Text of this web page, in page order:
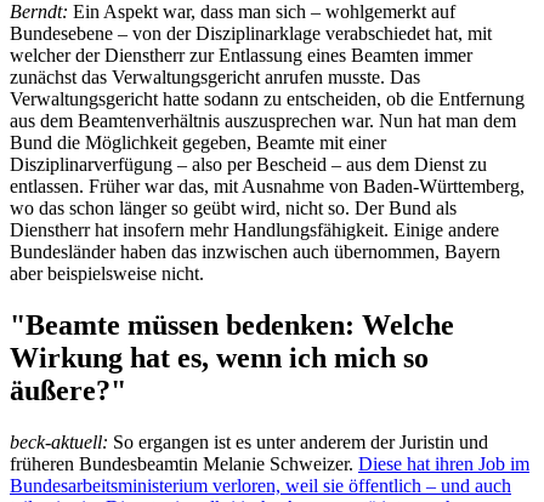
Berndt: Ein Aspekt war, dass man sich – wohlgemerkt auf
Bundesebene – von der Disziplinarklage verabschiedet hat, mit
welcher der Dienstherr zur Entlassung eines Beamten immer
zunächst das Verwaltungsgericht anrufen musste. Das
Verwaltungsgericht hatte sodann zu entscheiden, ob die Entfernung
aus dem Beamtenverhältnis auszusprechen war. Nun hat man dem
Bund die Möglichkeit gegeben, Beamte mit einer
Disziplinarverfügung – also per Bescheid – aus dem Dienst zu
entlassen. Früher war das, mit Ausnahme von Baden-Württemberg,
wo das schon länger so geübt wird, nicht so. Der Bund als
Dienstherr hat insofern mehr Handlungsfähigkeit. Einige andere
Bundesländer haben das inzwischen auch übernommen, Bayern
aber beispielsweise nicht.
"Beamte müssen bedenken: Welche
Wirkung hat es, wenn ich mich so
äußere?"
beck-aktuell: So ergangen ist es unter anderem der Juristin und
früheren Bundesbeamtin Melanie Schweizer. Diese hat ihren Job im
Bundesarbeitsministerium verloren, weil sie öffentlich – und auch